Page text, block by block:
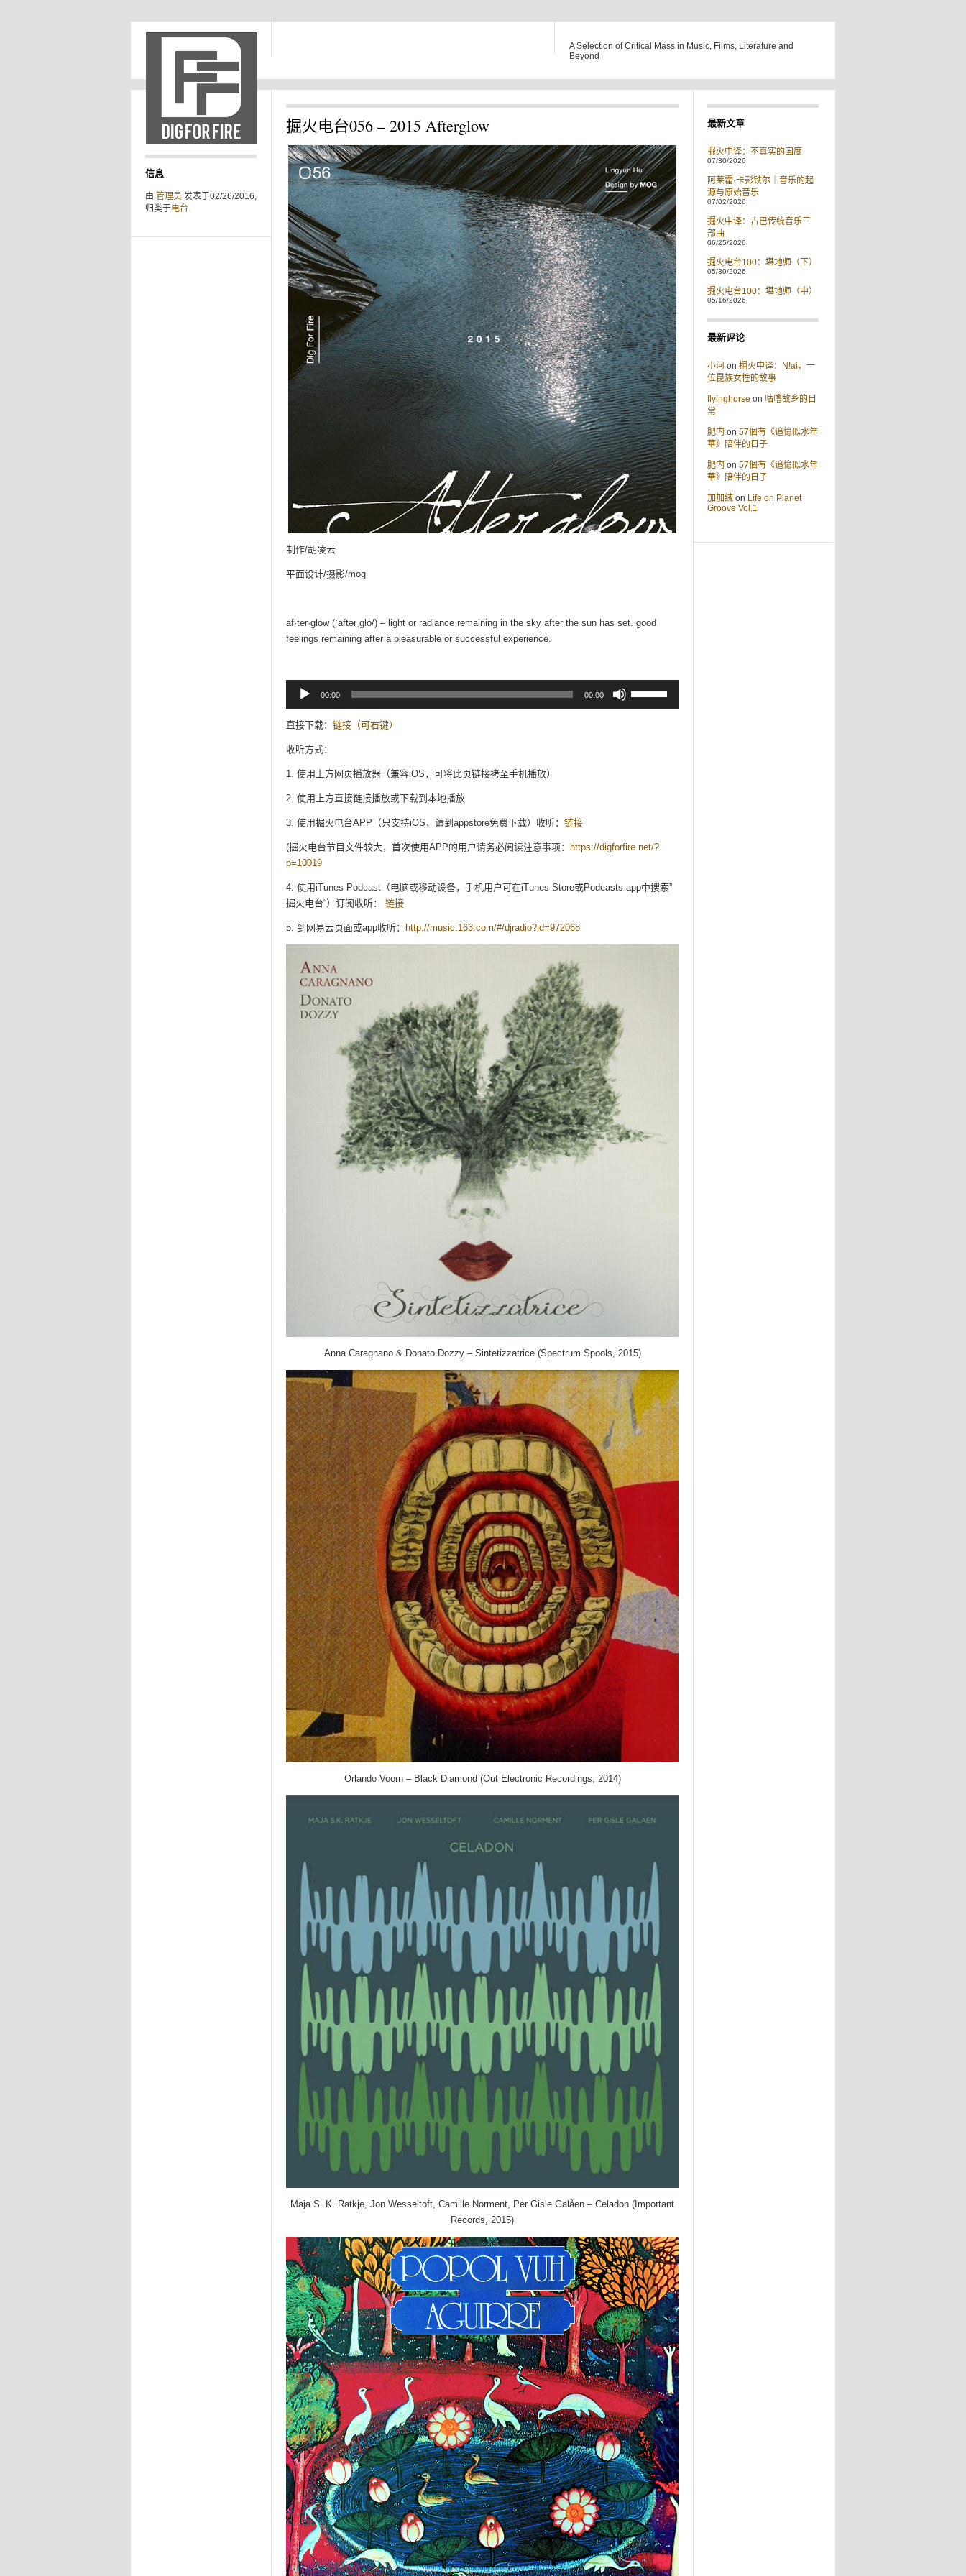
A Selection of Critical Mass in Music, Films, Literature and
Beyond
信息
由 管理员 发表于02/26/2016,
归类于电台.
掘火电台056 – 2015 Afterglow
制作/胡凌云
平面设计/摄影/mog
af·ter·glow (ˈaftərˌɡlō/) – light or radiance remaining in the sky after the sun has set. good
feelings remaining after a pleasurable or successful experience.
播
放
00:00 00:00
用
上/
音
直接下载： 链接（可右键）
收听方式：
1. 使用上方网页播放器（兼容iOS，可将此页链接拷至手机播放）
2. 使用上方直接链接播放或下载到本地播放
3. 使用掘火电台APP（只支持iOS，请到appstore免费下载）收听： 链接
(掘火电台节目文件较大，首次使用APP的用户请务必阅读注意事项：
https://digforfire.net/?
p=10019
4. 使用iTunes Podcast（电脑或移动设备，手机用户可在iTunes Store或Podcasts app中搜索”
掘火电台“）订阅收听： 链接
5. 到网易云页面或app收听： http://music.163.com/#/djradio?id=972068
Anna Caragnano & Donato Dozzy ‎– Sintetizzatrice (Spectrum Spools, 2015)
Orlando Voorn ‎– Black Diamond (Out Electronic Recordings, 2014)
Maja S. K. Ratkje, Jon Wesseltoft, Camille Norment, Per Gisle Galåen ‎– Celadon (Important
Records, 2015)
最新文章
掘火中译：不真实的国度
07/30/2026
阿莱霍·卡彭铁尔｜音乐的起
源与原始音乐
07/02/2026
掘火中译：古巴传统音乐三
部曲
06/25/2026
掘火电台100：堪地师（下）
05/30/2026
掘火电台100：堪地师（中）
05/16/2026
最新评论
小河 on 掘火中译：N!ai，一
位昆族女性的故事
flyinghorse on 咕噜故乡的日
常
肥内 on 57個有《追憶似水年
華》陪伴的日子
肥内 on 57個有《追憶似水年
華》陪伴的日子
加加绒 on Life on Planet
Groove Vol.1